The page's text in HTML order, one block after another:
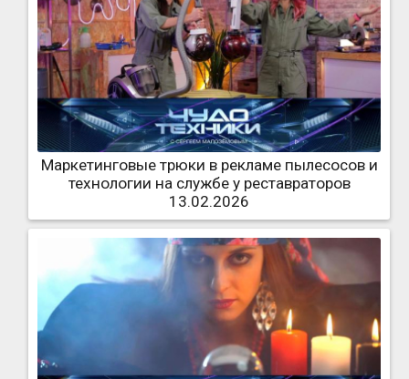
Маркетинговые трюки в рекламе пылесосов и
технологии на службе у реставраторов
13.02.2026